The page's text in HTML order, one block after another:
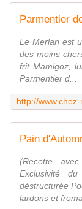
Le Merlan est
des moins
frit Mamigoz,
Parmentier d...
(Recette
Exclusivité
déstructurée
lardons et